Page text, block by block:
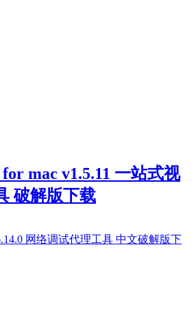
mac v1.5.11 一站式视
破解版下载